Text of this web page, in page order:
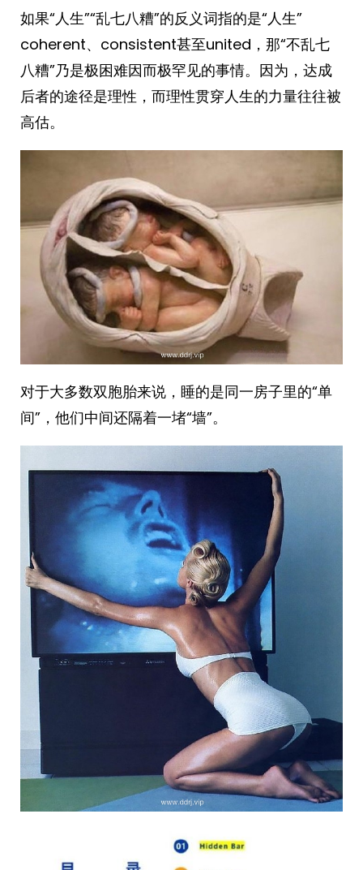
如果“人生”“乱七八糟”的反义词指的是“人生”
coherent、consistent甚至united，那“不乱七
八糟”乃是极困难因而极罕见的事情。因为，达成
后者的途径是理性，而理性贯穿人生的力量往往被
高估。 ​​​
对于大多数双胞胎来说，睡的是同一房子里的“单
间”，他们中间还隔着一堵“墙”。 ​​​